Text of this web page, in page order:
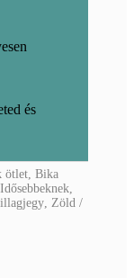
és
ötlet ,Bika
,Idősebbeknek
Zöld